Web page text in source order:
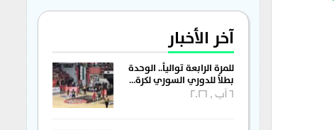
آخر الأخبار
للمرة الرابعة توالياً.. الوحدة
بطلاً للدوري السوري لكرة…
6 آب , 2026